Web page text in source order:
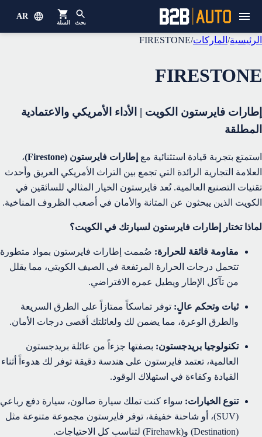
بحث السلة
AR
الرئيسية/ الماركات/
FIRESTONE
FIRESTONE
إطارات فايرستون الكويت | الأداء الأمريكي والاعتمادية
المطلقة
استمتع بتجربة قيادة استثنائية مع إطارات فايرستون (Firestone)
،
العلامة التجارية الرائدة التي تجمع بين التراث الأمريكي العريق وأحدث
تقنيات التصنيع العالمية. تُعد فايرستون الخيار المثالي للسائقين في
الكويت الذين يبحثون عن المتانة والأمان في أصعب الظروف المناخية.
لماذا تختار إطارات فايرستون لسيارتك في الكويت؟
مقاومة فائقة للحرارة: صُممت إطارات فايرستون بمواد متطورة
تتحمل درجات الحرارة المرتفعة في الصيف الكويتي، مما يقلل
من تآكل الإطار ويطيل عمره الافتراضي.
ثبات وتحكم عالٍ: توفر تماسكاً ممتازاً على الطرق السريعة
والطرق الوعرة، مما يضمن لك ولعائلتك أقصى درجات الأمان.
تكنولوجيا بريدجستون: بصفتها جزءاً من عائلة بريدجستون
العالمية، تعتمد فايرستون على هندسة دقيقة توفر لك هدوءاً أثناء
القيادة وكفاءة في استهلاك الوقود.
تنوع الخيارات: سواء كنت تملك سيارة صالون، سيارة دفع رباعي
(SUV)، أو شاحنة خفيفة، توفر فايرستون مجموعة متنوعة مثل
(Destination) و(Firehawk) لتناسب كل الاحتياجات.